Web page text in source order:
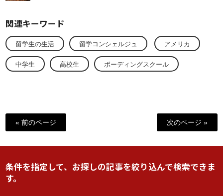
関連キーワード
留学生の生活 留学コンシェルジュ アメリカ
中学生 高校生 ボーディングスクール
« 前のページ 次のページ »
条件を指定して、お探しの記事を絞り込んで検索できま
す。